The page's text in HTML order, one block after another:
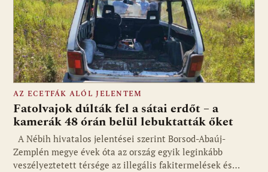
AZ ECETFÁK ALÓL JELENTEM
Fatolvajok dúlták fel a sátai erdőt – a
kamerák 48 órán belül lebuktatták őket
A Nébih hivatalos jelentései szerint Borsod-Abaúj-
Zemplén megye évek óta az ország egyik leginkább
veszélyeztetett térsége az illegális fakitermelések és…